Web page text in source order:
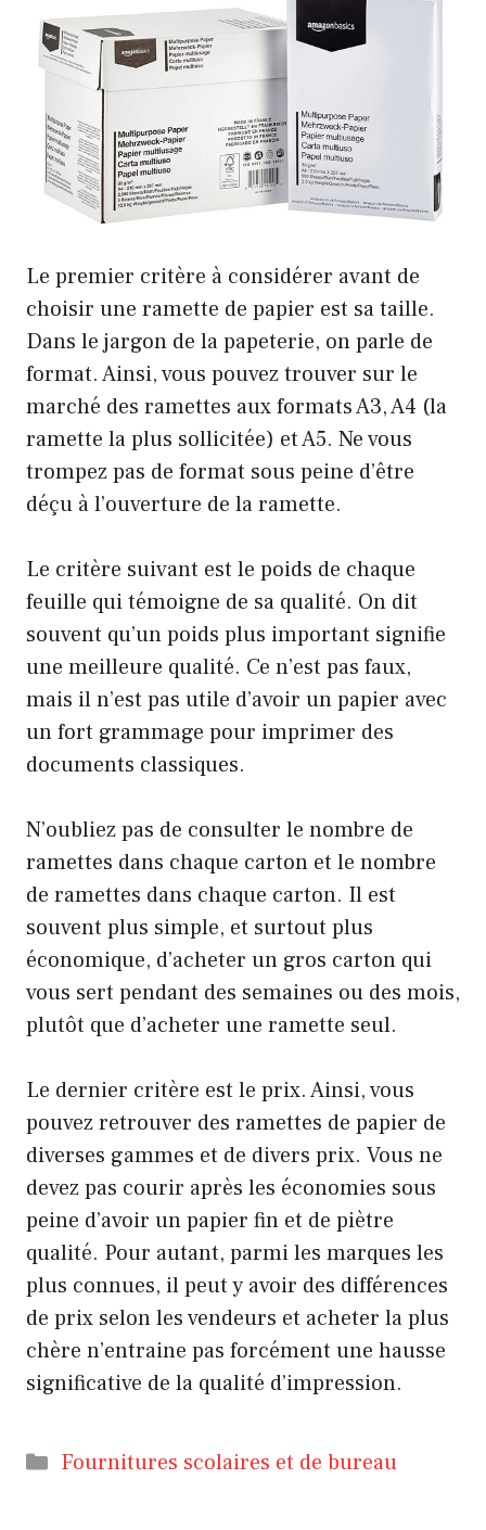
Le premier critère à considérer avant de
choisir une ramette de papier est sa taille.
Dans le jargon de la papeterie, on parle de
format. Ainsi, vous pouvez trouver sur le
marché des ramettes aux formats A3, A4 (la
ramette la plus sollicitée) et A5. Ne vous
trompez pas de format sous peine d’être
déçu à l’ouverture de la ramette.
Le critère suivant est le poids de chaque
feuille qui témoigne de sa qualité. On dit
souvent qu’un poids plus important signifie
une meilleure qualité. Ce n’est pas faux,
mais il n’est pas utile d’avoir un papier avec
un fort grammage pour imprimer des
documents classiques.
N’oubliez pas de consulter le nombre de
ramettes dans chaque carton et le nombre
de ramettes dans chaque carton. Il est
souvent plus simple, et surtout plus
économique, d’acheter un gros carton qui
vous sert pendant des semaines ou des mois,
plutôt que d’acheter une ramette seul.
Le dernier critère est le prix. Ainsi, vous
pouvez retrouver des ramettes de papier de
diverses gammes et de divers prix. Vous ne
devez pas courir après les économies sous
peine d’avoir un papier fin et de piètre
qualité. Pour autant, parmi les marques les
plus connues, il peut y avoir des différences
de prix selon les vendeurs et acheter la plus
chère n’entraine pas forcément une hausse
significative de la qualité d’impression.
Catégories
Fournitures scolaires et de bureau